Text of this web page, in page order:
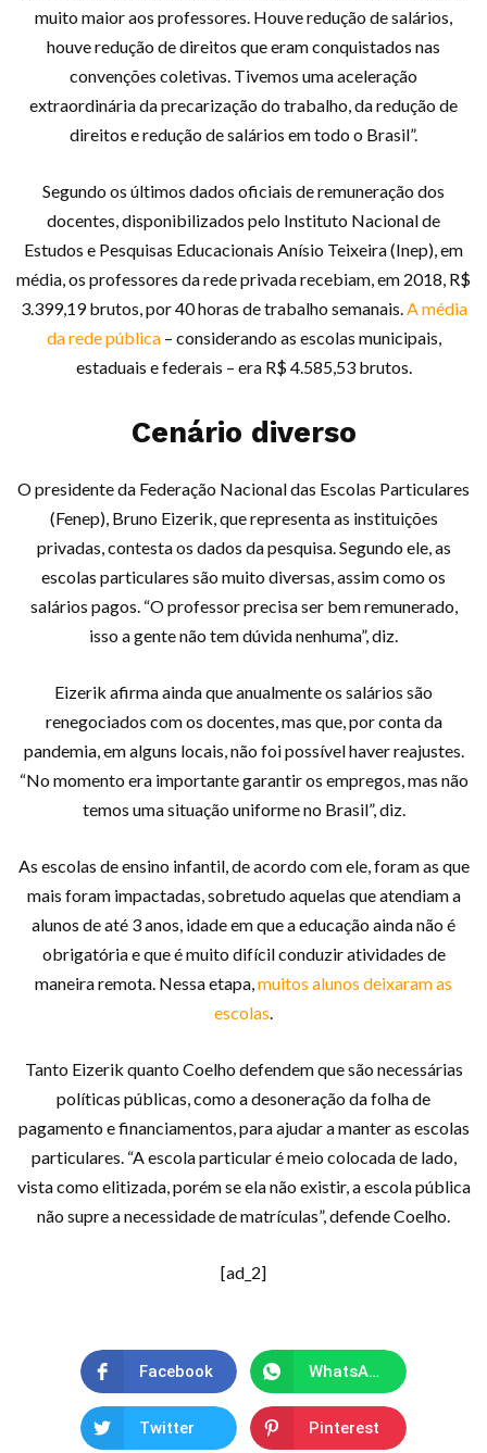
muito maior aos professores. Houve redução de salários,
houve redução de direitos que eram conquistados nas
convenções coletivas. Tivemos uma aceleração
extraordinária da precarização do trabalho, da redução de
direitos e redução de salários em todo o Brasil”.
Segundo os últimos dados oficiais de remuneração dos
docentes, disponibilizados pelo Instituto Nacional de
Estudos e Pesquisas Educacionais Anísio Teixeira (Inep), em
média, os professores da rede privada recebiam, em 2018, R$
3.399,19 brutos, por 40 horas de trabalho semanais.A média
da rede pública– considerando as escolas municipais,
estaduais e federais – era R$ 4.585,53 brutos.
Cenário diverso
O presidente da Federação Nacional das Escolas Particulares
(Fenep), Bruno Eizerik, que representa as instituições
privadas, contesta os dados da pesquisa. Segundo ele, as
escolas particulares são muito diversas, assim como os
salários pagos. “O professor precisa ser bem remunerado,
isso a gente não tem dúvida nenhuma”, diz.
Eizerik afirma ainda que anualmente os salários são
renegociados com os docentes, mas que, por conta da
pandemia, em alguns locais, não foi possível haver reajustes.
“No momento era importante garantir os empregos, mas não
temos uma situação uniforme no Brasil”, diz.
As escolas de ensino infantil, de acordo com ele, foram as que
mais foram impactadas, sobretudo aquelas que atendiam a
alunos de até 3 anos, idade em que a educação ainda não é
obrigatória e que é muito difícil conduzir atividades de
maneira remota. Nessa etapa,muitos alunos deixaram as
escolas.
Tanto Eizerik quanto Coelho defendem que são necessárias
políticas públicas, como a desoneração da folha de
pagamento e financiamentos, para ajudar a manter as escolas
particulares. “A escola particular é meio colocada de lado,
vista como elitizada, porém se ela não existir, a escola pública
não supre a necessidade de matrículas”, defende Coelho.
[ad_2]
Facebook WhatsApp
Twitter Pinterest